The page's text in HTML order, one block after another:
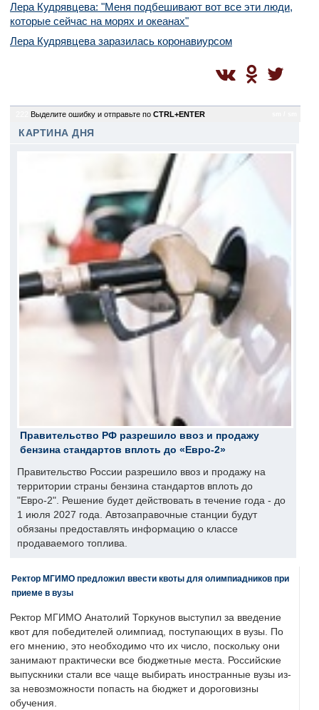
Лера Кудрявцева: "Меня подбешивают вот все эти люди,
которые сейчас на морях и океанах"
Лера Кудрявцева заразилась коронавиурсом
Выделите ошибку и отправьте по CTRL+ENTER
КАРТИНА ДНЯ
Правительство РФ разрешило ввоз и продажу
бензина стандартов вплоть до «Евро-2»
Правительство России разрешило ввоз и продажу на
территории страны бензина стандартов вплоть до
"Евро-2". Решение будет действовать в течение года - до
1 июля 2027 года. Автозаправочные станции будут
обязаны предоставлять информацию о классе
продаваемого топлива.
Ректор МГИМО предложил ввести квоты для олимпиадников при
приеме в вузы
Ректор МГИМО Анатолий Торкунов выступил за введение
квот для победителей олимпиад, поступающих в вузы. По
его мнению, это необходимо что их число, поскольку они
занимают практически все бюджетные места. Российские
выпускники стали все чаще выбирать иностранные вузы из-
за невозможности попасть на бюджет и дороговизны
обучения.